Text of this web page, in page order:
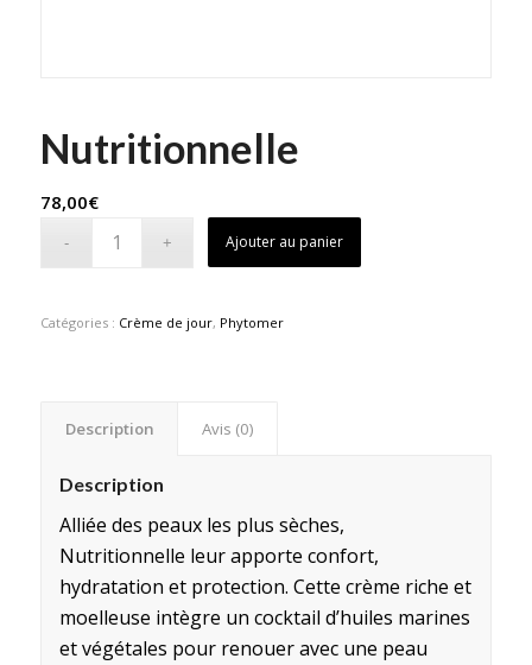
Nutritionnelle
78,00€
Ajouter au panier
Catégories : Crème de jour, Phytomer
Description Avis (0)
Description
Alliée des peaux les plus sèches,
Nutritionnelle leur apporte confort,
hydratation et protection. Cette crème riche et
moelleuse intègre un cocktail d’huiles marines
et végétales pour renouer avec une peau